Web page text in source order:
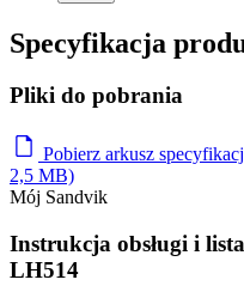
Specyfikacja
Pliki do pobrania
Pobierz arkusz
2,5 MB)
Mój Sandvik
Instrukcja obsługi i
LH514